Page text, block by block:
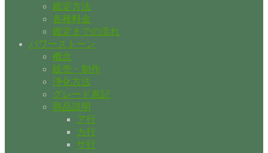
鑑定方法
各種料金
鑑定までの流れ
パワーストーン
概念
販売・制作
浄化方法
グレード表記
商品説明
ア行
カ行
サ行